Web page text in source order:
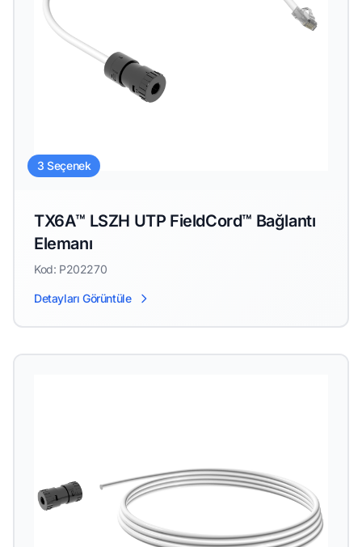
3 Seçenek
TX6A™ LSZH UTP FieldCord™ Bağlantı
Elemanı
Kod: P202270
Detayları Görüntüle